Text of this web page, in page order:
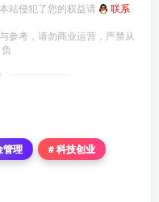
站侵犯了您的权益请
联系
参考，请勿商业运营，严禁从
管理
# 科技创业